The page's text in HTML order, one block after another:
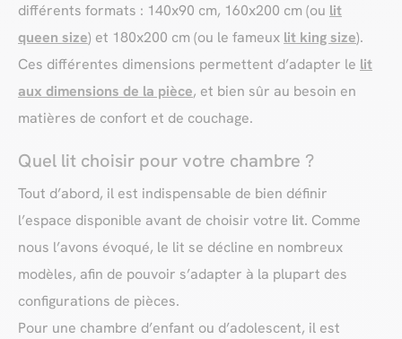
différents formats : 140x90 cm, 160x200 cm (ou lit
queen size) et 180x200 cm (ou le fameux lit king size).
Ces différentes dimensions permettent d’adapter le lit
aux dimensions de la pièce, et bien sûr au besoin en
matières de confort et de couchage.
Quel lit choisir pour votre chambre ?
Tout d’abord, il est indispensable de bien définir
l’espace disponible avant de choisir votre lit. Comme
nous l’avons évoqué, le lit se décline en nombreux
modèles, afin de pouvoir s’adapter à la plupart des
configurations de pièces.
Pour une chambre d’enfant ou d’adolescent, il est